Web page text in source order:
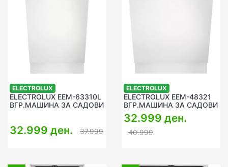
ELECTROLUX
ELECTROLUX EEM-63310L
ВГР.МАШИНА ЗА САДОВИ
32.999 ден. 37.999
ELECTROLUX
ELECTROLUX EEM-48321
ВГР.МАШИНА ЗА САДОВИ
32.999 ден.
40.999